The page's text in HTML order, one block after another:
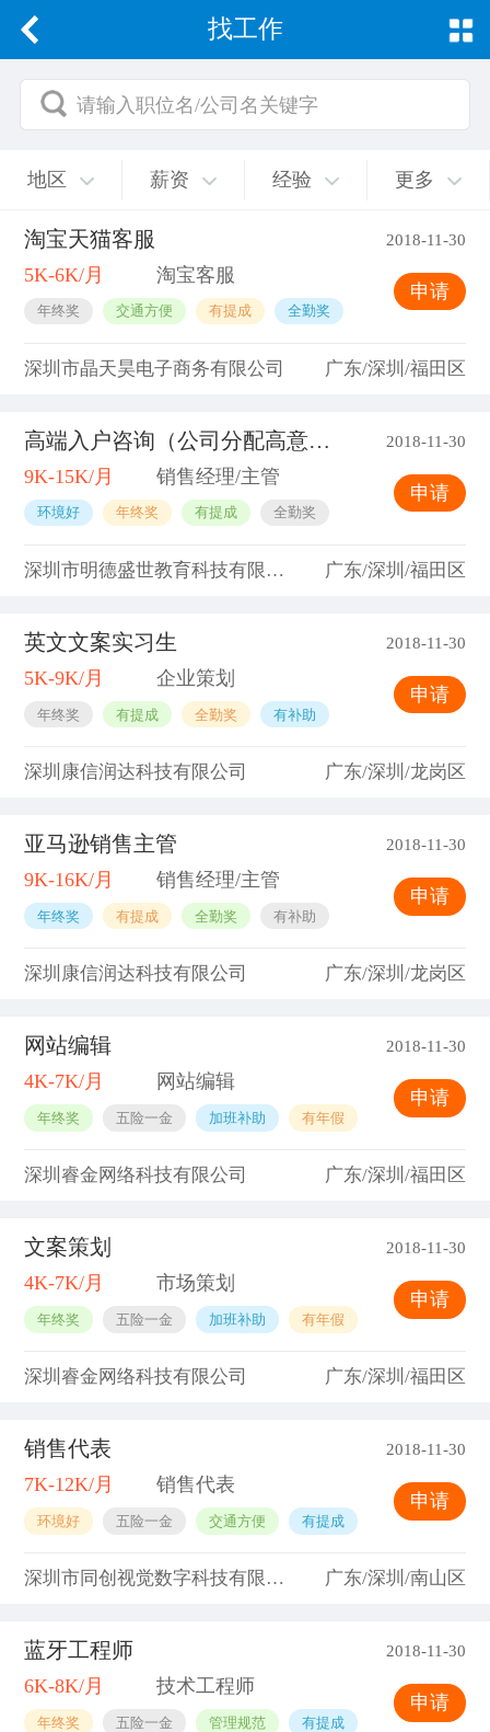
找工作
请输入职位名/公司名关键字
地区 薪资 经验 更多
淘宝天猫客服 2018-11-30
5K-6K/月 淘宝客服
年终奖 交通方便 有提成 全勤奖
申请
深圳市晶天昊电子商务有限公司 广东/深圳/福田区
高端入户咨询（公司分配高意向客户) 2018-11-30
9K-15K/月 销售经理/主管
环境好 年终奖 有提成 全勤奖
申请
深圳市明德盛世教育科技有限公司 广东/深圳/福田区
英文文案实习生 2018-11-30
5K-9K/月 企业策划
年终奖 有提成 全勤奖 有补助
申请
深圳康信润达科技有限公司 广东/深圳/龙岗区
亚马逊销售主管 2018-11-30
9K-16K/月 销售经理/主管
年终奖 有提成 全勤奖 有补助
申请
深圳康信润达科技有限公司 广东/深圳/龙岗区
网站编辑 2018-11-30
4K-7K/月 网站编辑
年终奖 五险一金 加班补助 有年假
申请
深圳睿金网络科技有限公司 广东/深圳/福田区
文案策划 2018-11-30
4K-7K/月 市场策划
年终奖 五险一金 加班补助 有年假
申请
深圳睿金网络科技有限公司 广东/深圳/福田区
销售代表 2018-11-30
7K-12K/月 销售代表
环境好 五险一金 交通方便 有提成
申请
深圳市同创视觉数字科技有限公司 广东/深圳/南山区
蓝牙工程师 2018-11-30
6K-8K/月 技术工程师
年终奖 五险一金 管理规范 有提成
申请